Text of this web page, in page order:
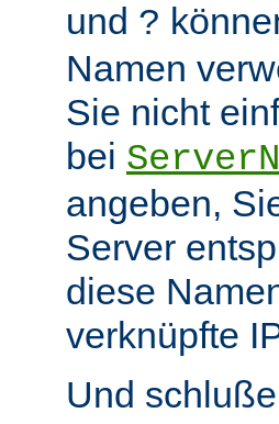
und ?
Namen
Sie nicht
bei
angeben,
Server
diese
verknüpfte
Und